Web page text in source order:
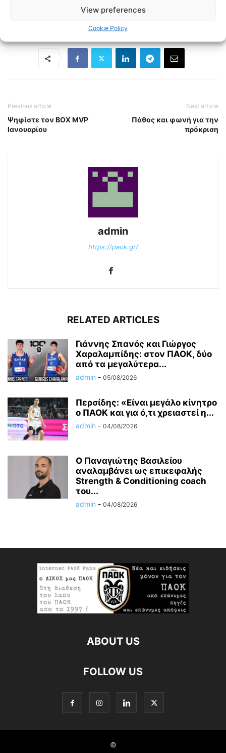
View preferences
Cookie Policy
BASKETBALL ΠΑΟΚ
Previous article
Ψηφίστε τον ΒΟΧ MVP
Ιανουαρίου
Next article
Πάθος και φωνή για την
πρόκριση
admin
https://paok.gr/
RELATED ARTICLES
Γιάννης Σπανός και Γιώργος
Χαραλαμπίδης: στον ΠΑΟΚ, δύο
από τα μεγαλύτερα...
admin - 05/08/2026
Περσίδης: «Είναι μεγάλο κίνητρο
ο ΠΑΟΚ και για ό,τι χρειαστεί η...
admin - 04/08/2026
Ο Παναγιώτης Βασιλείου
αναλαμβάνει ως επικεφαλής
Strength & Conditioning coach
του...
admin - 04/08/2026
ABOUT US
FOLLOW US
©